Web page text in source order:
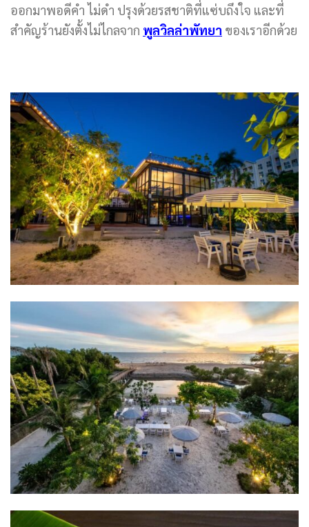
ออกมาพอดีคำ ไม่ดำ ปรุงด้วยรสชาติที่แซ่บถึงใจ และที่
สำคัญร้านยังตั้งไม่ไกลจาก พูลวิลล่าพัทยา ของเราอีกด้วย